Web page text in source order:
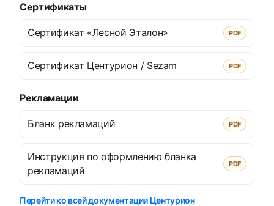
Сертификаты
Сертификат «Лесной Эталон» PDF
Сертификат Центурион / Sezam PDF
Рекламации
Бланк рекламаций PDF
Инструкция по оформлению бланка
рекламаций
PDF
Перейти ко всей документации Центурион